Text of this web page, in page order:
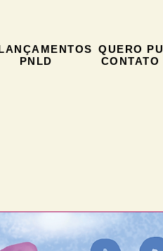
QUERO
PNLD
CONTATO